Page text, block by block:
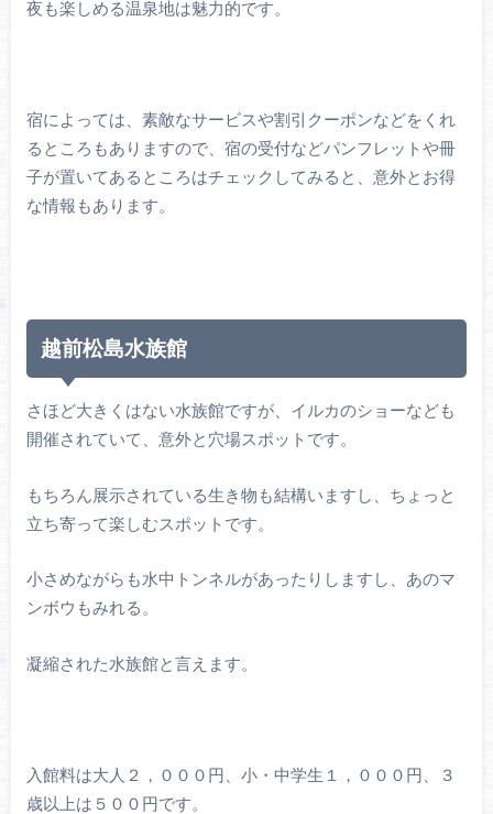
夜も楽しめる温泉地は魅力的です。
宿によっては、素敵なサービスや割引クーポンなどをくれ
るところもありますので、宿の受付などパンフレットや冊
子が置いてあるところはチェックしてみると、意外とお得
な情報もあります。
越前松島水族館
さほど大きくはない水族館ですが、イルカのショーなども
開催されていて、意外と穴場スポットです。
もちろん展示されている生き物も結構いますし、ちょっと
立ち寄って楽しむスポットです。
小さめながらも水中トンネルがあったりしますし、あのマ
ンボウもみれる。
凝縮された水族館と言えます。
入館料は大人２，０００円、小・中学生１，０００円、３
歳以上は５００円です。